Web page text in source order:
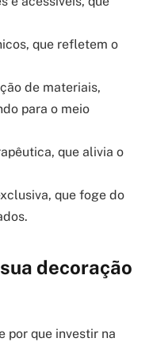
que refletem o
de materiais,
para o meio
que alivia o
que foge do
decoração
por que investir na